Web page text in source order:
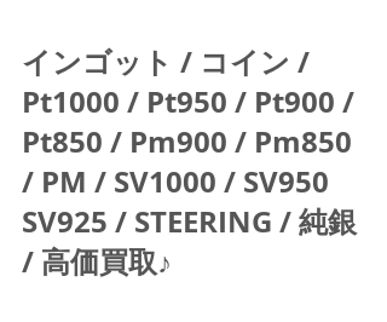
インゴット / コイン /
Pt1000 / Pt950 / Pt900 /
Pt850 / Pm900 / Pm850
/ PM / SV1000 / SV950
SV925 / STEERING / 純銀
/ 高価買取♪